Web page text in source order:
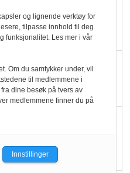
ned hver måned
kylling og 98
og lignende verktøy for
tilpasse innhold til deg
funksjonalitet. Les mer i vår
Om du samtykker under, vil
til medlemmene i
dine besøk på tvers av
medlemmene finner du på
Innstillinger